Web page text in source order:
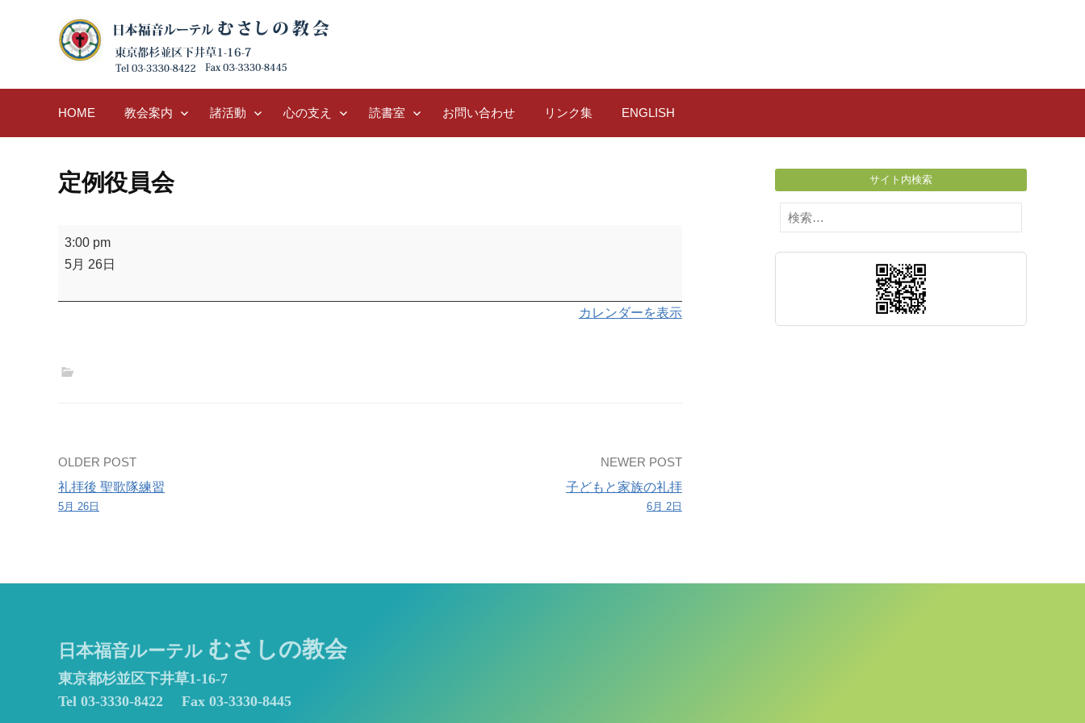
HOME 教会案内 諸活動 心の支え 読書室 お問い合わせ リンク集 ENGLISH
定例役員会
定
例
員
3:00 pm
5月 26日
カレンダーを表示
Post
navigation
OLDER POST
礼拝後 聖歌隊練習
5月 26日
NEWER POST
子どもと家族の礼拝
6月 2日
サイト内検索
検
索:
日本福音ルーテル むさしの教会
東京都杉並区下井草1-16-7
Tel 03-3330-8422
Fax 03-3330-8445